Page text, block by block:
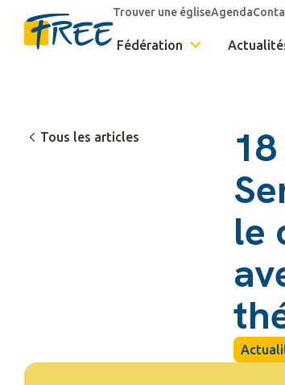
Trouver une égliseAgenda
Fédération
Tous les articles
le